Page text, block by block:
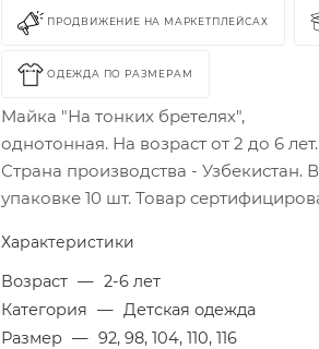
ПРОДВИЖЕНИЕ НА МАРКЕТПЛЕЙСАХ
ОДЕЖДА ПО РАЗМЕРАМ
Майка "На тонких бретелях",
однотонная. На возраст от 2 до 6 лет.
Страна производства - Узбекистан. В
упаковке 10 шт. Товар
Характеристики
Возраст — 2-6 лет
Категория — Детская одежда
Размер — 92, 98, 104, 110, 116